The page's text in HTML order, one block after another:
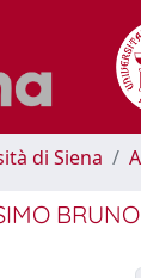
di Siena